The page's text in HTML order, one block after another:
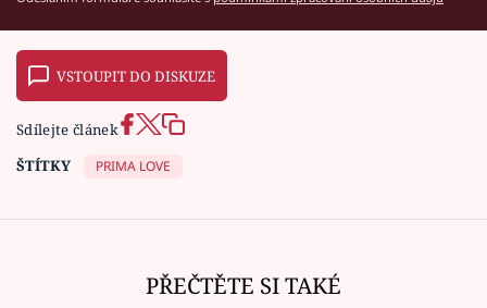
VSTOUPIT DO DISKUZE
Sdílejte článek
ŠTÍTKY
PRIMA LOVE
PŘEČTĚTE SI TAKÉ